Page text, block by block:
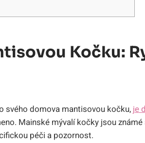
Kočku:
svého domova mantisovou kočku, je
Mainské mývalí kočky jsou
péči a pozornost.